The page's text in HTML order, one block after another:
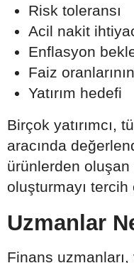
Risk toleransı
Acil nakit
Enflasyon
Faiz
Yatırım hedefi
Birçok yatırımcı,
aracında
ürünlerden
oluşturmayı tercih
Uzmanlar
Finans uzmanları,